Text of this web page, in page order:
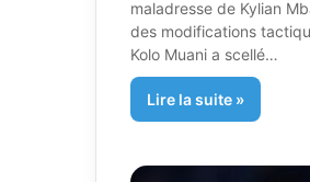
maladresse de Kylian
des modifications
Kolo Muani a scellé…
Lire la suite »